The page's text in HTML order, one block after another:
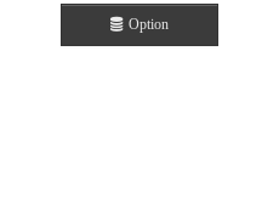
Option